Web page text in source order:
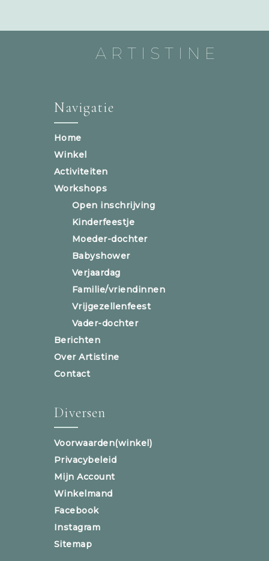
ARTISTINE
Navigatie
Home
Winkel
Activiteiten
Workshops
Open inschrijving
Kinderfeestje
Moeder-dochter
Babyshower
Verjaardag
Familie/vriendinnen
Vrijgezellenfeest
Vader-dochter
Berichten
Over Artistine
Contact
Diversen
Voorwaarden(winkel)
Privacybeleid
Mijn Account
Winkelmand
Facebook
Instagram
Sitemap